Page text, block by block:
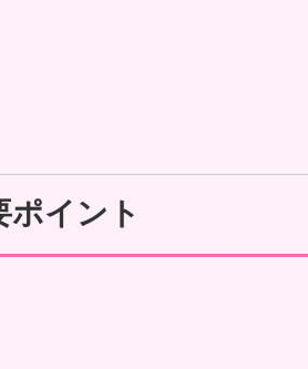
ポイント